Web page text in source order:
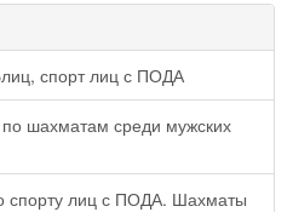
спорт лиц с ПОДА
шахматам среди мужских
спорту лиц с ПОДА. Шахматы